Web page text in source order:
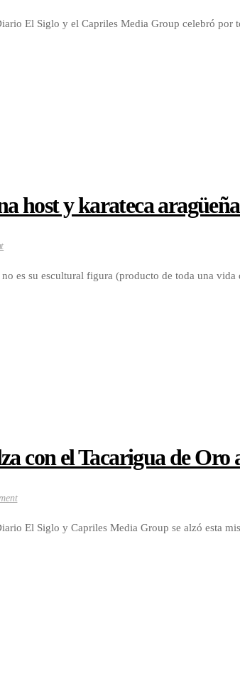
El Siglo y el Capriles Media Group celebró
host y karateca
es su escultural figura (producto de toda una
con el Tacarigua de
El Siglo y Capriles Media Group se alzó esta